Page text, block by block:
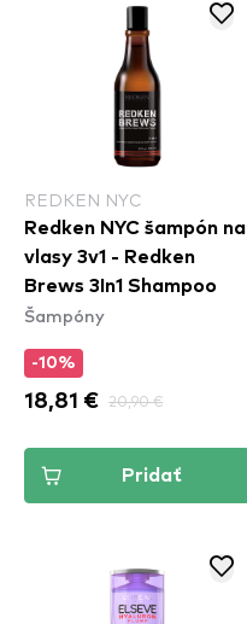
REDKEN NYC
Redken NYC šampón na
vlasy 3v1 - Redken
Brews 3In1 Shampoo
Šampóny
-10%
18,81 € 20,90 €
Pridať